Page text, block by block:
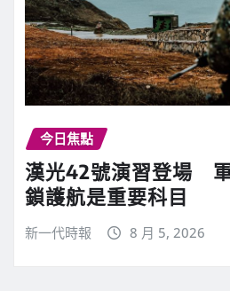
今日焦點
漢光42號演習登場
鎖護航是重要科目
新一代時報 8 月 5, 2026